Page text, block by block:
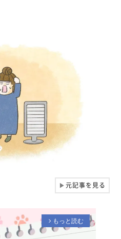
▶元記事を見る
arrow_forward_ios もっと読む